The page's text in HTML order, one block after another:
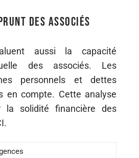
des associés
aussi la capacité
des associés. Les
personnels et dettes
en compte. Cette analyse
la solidité financière des